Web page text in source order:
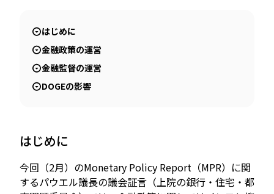
はじめに
金融政策の運営
金融監督の運営
DOGEの影響
はじめに
今回（2月）のMonetary Policy Report（MPR）に関
するパウエル議長の議会証言（上院の銀行・住宅・都